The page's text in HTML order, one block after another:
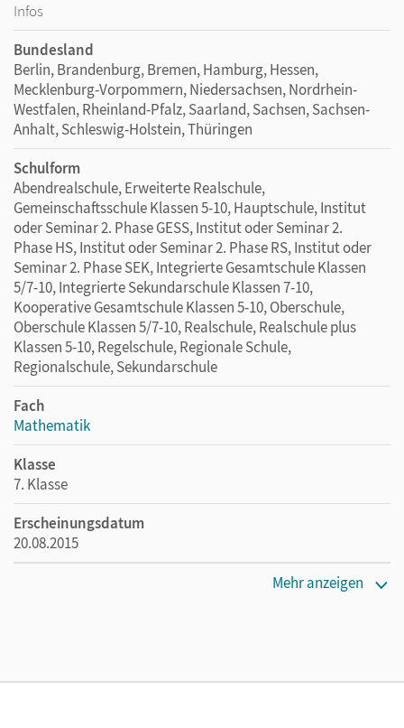
Infos
Bundesland
Berlin, Brandenburg, Bremen, Hamburg, Hessen,
Mecklenburg-Vorpommern, Niedersachsen, Nordrhein-
Westfalen, Rheinland-Pfalz, Saarland, Sachsen, Sachsen-
Anhalt, Schleswig-Holstein, Thüringen
Schulform
Abendrealschule, Erweiterte Realschule,
Gemeinschaftsschule Klassen 5-10, Hauptschule, Institut
oder Seminar 2. Phase GESS, Institut oder Seminar 2.
Phase HS, Institut oder Seminar 2. Phase RS, Institut oder
Seminar 2. Phase SEK, Integrierte Gesamtschule Klassen
5/7-10, Integrierte Sekundarschule Klassen 7-10,
Kooperative Gesamtschule Klassen 5-10, Oberschule,
Oberschule Klassen 5/7-10, Realschule, Realschule plus
Klassen 5-10, Regelschule, Regionale Schule,
Regionalschule, Sekundarschule
Fach
Mathematik
Klasse
7. Klasse
Erscheinungsdatum
20.08.2015
Mehr anzeigen